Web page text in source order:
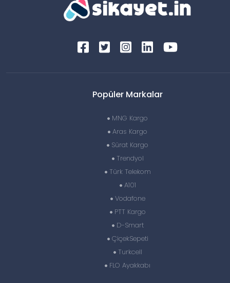
Popüler Markalar
MNG Kargo
Aras Kargo
Sürat Kargo
Trendyol
Türk Telekom
A101
Vodafone
PTT Kargo
D-Smart
ÇiçekSepeti
Turkcell
FLO Ayakkabı